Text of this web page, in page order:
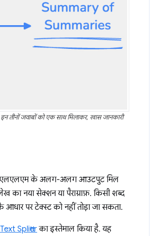
तीनों जवाबों को एक साथ मिलाकर, खास जानकारी
से एलएलएम के अलग-अलग आउटपुट मिल
का नया सेक्शन या पैराग्राफ़. किसी शब्द
पर टेक्स्ट को नहीं तोड़ा जा सकता.
Splitterका इस्तेमाल किया है. यह